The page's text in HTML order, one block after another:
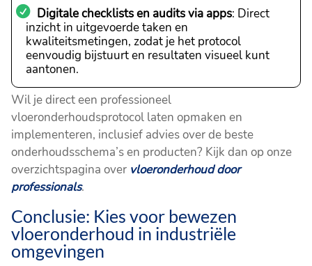
Digitale checklists en audits via apps: Direct
inzicht in uitgevoerde taken en
kwaliteitsmetingen, zodat je het protocol
eenvoudig bijstuurt en resultaten visueel kunt
aantonen.
Wil je direct een professioneel
vloeronderhoudsprotocol laten opmaken en
implementeren, inclusief advies over de beste
onderhoudsschema’s en producten? Kijk dan op onze
overzichtspagina over vloeronderhoud door
professionals.
Conclusie: Kies voor bewezen
vloeronderhoud in industriële
omgevingen